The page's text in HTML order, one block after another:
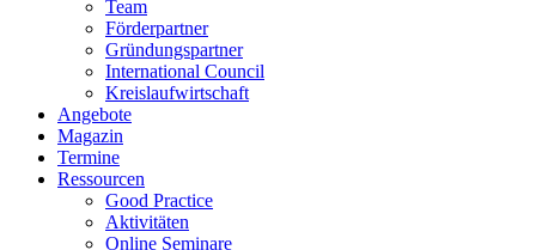
Team
Förderpartner
Gründungspartner
International Council
Kreislaufwirtschaft
Angebote
Magazin
Termine
Ressourcen
Good Practice
Aktivitäten
Online Seminare